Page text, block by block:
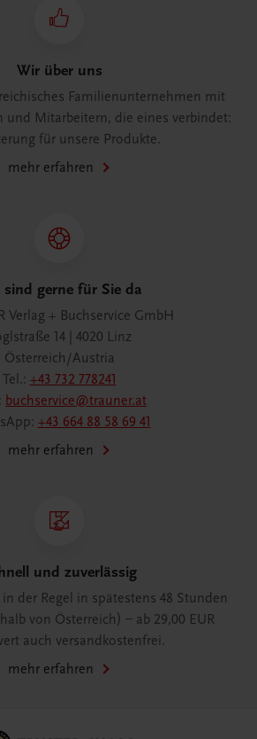
Wir über uns
Familienunternehmen mit
und Mitarbeitern, die eines verbindet:
für unsere Produkte.
mehr erfahren
sind gerne für Sie da
Verlag + Buchservice GmbH
14 | 4020 Linz
Österreich/Austria
Tel.: +43 732 778241
buchservice@trauner.at
+43 664 88 58 69 41
mehr erfahren
und zuverlässig
der Regel in spätestens 48 Stunden
von Österreich) – ab 29,00 EUR
auch versandkostenfrei.
mehr erfahren